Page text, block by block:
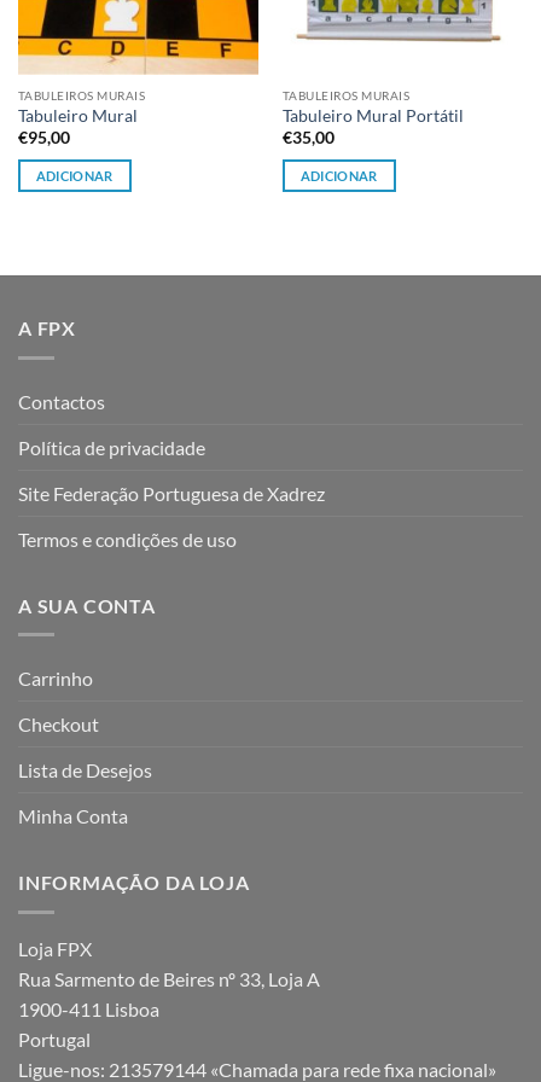
TABULEIROS MURAIS
Tabuleiro Mural
€95,00
ADICIONAR
TABULEIROS MURAIS
Tabuleiro Mural Portátil
€35,00
ADICIONAR
A FPX
Contactos
Política de privacidade
Site Federação Portuguesa de Xadrez
Termos e condições de uso
A SUA CONTA
Carrinho
Checkout
Lista de Desejos
Minha Conta
INFORMAÇÃO DA LOJA
Loja FPX
Rua Sarmento de Beires nº 33, Loja A
1900-411 Lisboa
Portugal
Ligue-nos: 213579144 «Chamada para rede fixa nacional»